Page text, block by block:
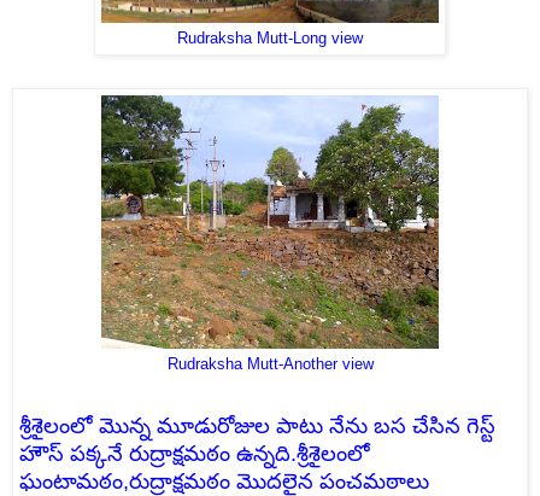
Rudraksha Mutt-Long view
Rudraksha Mutt-Another view
శ్రీశైలంలో మొన్న మూడురోజుల పాటు నేను బస చేసిన గెస్ట్
హౌస్ పక్కనే రుద్రాక్షమఠం ఉన్నది.శ్రీశైలంలో
ఘంటామఠం,రుద్రాక్షమఠం మొదలైన పంచమఠాలు